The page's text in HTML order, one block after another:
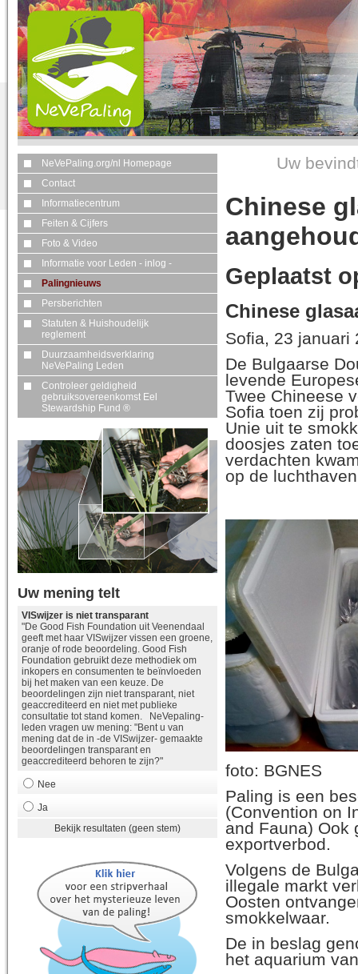
NeVePaling.org/nl Homepage
Contact
Informatiecentrum
Feiten & Cijfers
Foto & Video
Informatie voor Leden - inlog -
Palingnieuws
Persberichten
Statuten & Huishoudelijk
reglement
Duurzaamheidsverklaring
NeVePaling Leden
Controleer geldigheid
gebruiksovereenkomst Eel
Stewardship Fund ®
Uw mening telt
VISwijzer is niet transparant
"De Good Fish Foundation uit Veenendaal
geeft met haar VISwijzer vissen een groene,
oranje of rode beoordeling. Good Fish
Foundation gebruikt deze methodiek om
inkopers en consumenten te beïnvloeden
bij het maken van een keuze. De
beoordelingen zijn niet transparant, niet
geaccrediteerd en niet met publieke
consultatie tot stand komen. NeVepaling-
leden vragen uw mening: "Bent u van
mening dat de in -de VISwijzer- gemaakte
beoordelingen transparant en
geaccrediteerd behoren te zijn?"
Nee
Ja
Bekijk resultaten (geen stem)
Uw
Chinese
Geplaatst
Chinese
Sofia, 23 januari
De Bulgaarse
levende
Twee Chineese
Sofia toen zij
Unie uit te
doosjes zaten
verdachten
op de
foto: BGNES
Paling is een
(Convention on
and Fauna) Ook
exportverbod.
Volgens de
illegale markt
Oosten
smokkelwaar.
De in beslag
het aquarium